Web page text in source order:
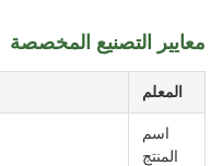
معايير التصنيع المخصصة
المعلم
اسم
المنتج